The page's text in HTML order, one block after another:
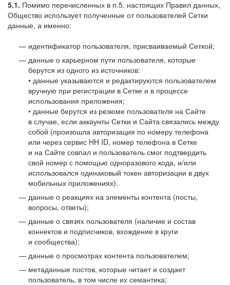
5.1. Помимо перечисленных в п.5. настоящих Правил данных,
Общество использует полученные от пользователей Сетки
данные, а именно:
идентификатор пользователя, присваиваемый Сеткой;
данные о карьерном пути пользователя, которые
берутся из одного из источников:
• данные указываются и редактируются пользователем
вручную при регистрации в Сетке и в процессе
использования приложения;
• данные берутся из резюме пользователя на Сайте
в случае, если аккаунты Сетки и Сайта связались между
собой (произошла авторизация по номеру телефона
или через сервис HH ID, номер телефона в Сетке
и на Сайте совпал и пользователь смог подтвердить
свой номер с помощью одноразового кода, и/или
использовался одинаковый токен авторизации в двух
мобильных приложениях).
данные о реакциях на элементы контента (посты,
вопросы, ответы);
данные о связях пользователя (наличие и состав
коннектов и подписчиков, вхождение в круги
и сообщества);
данные о просмотрах контента пользователем;
метаданные постов, которые читает и создает
пользователь, в том числе их семантика;